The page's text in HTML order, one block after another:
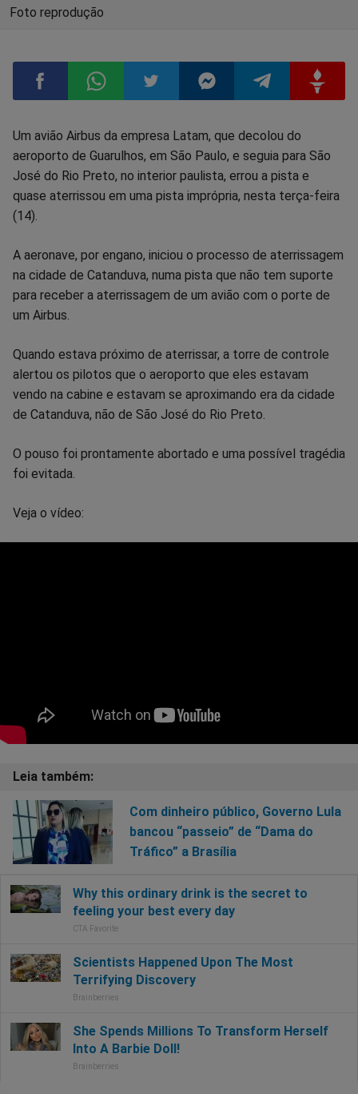
Foto reprodução
Compartilhar
no
Facebook
Compartilhar
no
Compartilhar
no
Compartilhar
no
Compartilhar
no
no
Um avião Airbus da empresa Latam, que decolou do
aeroporto de Guarulhos, em São Paulo, e seguia para São
José do Rio Preto, no interior paulista, errou a pista e
quase aterrissou em uma pista imprópria, nesta terça-feira
(14).
A aeronave, por engano, iniciou o processo de aterrissagem
na cidade de Catanduva, numa pista que não tem suporte
para receber a aterrissagem de um avião com o porte de
um Airbus.
Quando estava próximo de aterrissar, a torre de controle
alertou os pilotos que o aeroporto que eles estavam
vendo na cabine e estavam se aproximando era da cidade
de Catanduva, não de São José do Rio Preto.
O pouso foi prontamente abortado e uma possível tragédia
foi evitada.
Veja o vídeo:
Com dinheiro público, Governo Lula
bancou “passeio” de “Dama do
Tráfico” a Brasília